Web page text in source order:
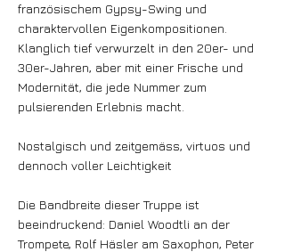
französischem Gypsy-Swing und
charaktervollen Eigenkompositionen.
Klanglich tief verwurzelt in den 20er- und
30er-Jahren, aber mit einer Frische und
Modernität, die jede Nummer zum
pulsierenden Erlebnis macht.
Nostalgisch und zeitgemäss, virtuos und
dennoch voller Leichtigkeit
Die Bandbreite dieser Truppe ist
beeindruckend: Daniel Woodtli an der
Trompete, Rolf Häsler am Saxophon, Peter